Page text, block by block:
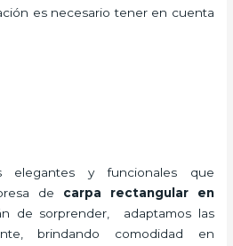
es necesario tener en cuenta
elegantes y funcionales que
de carpa rectangularen
de sorprender, adaptamos las
brindando comodidad en